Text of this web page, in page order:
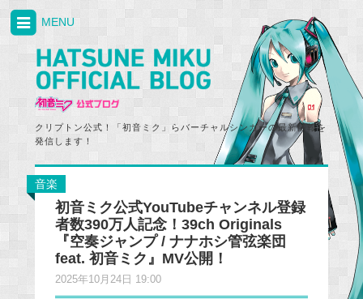
クリプトン公式！「初音ミク」らバーチャルシンガーの最新情報を
発信します！
MENU
音楽
初音ミク公式YouTubeチャンネル登録
者数390万人記念！39ch Originals
『空奏ジャンプ / ナナホシ管弦楽団
feat. 初音ミク』MV公開！
2025年10月24日 19:00